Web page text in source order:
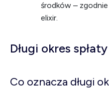
środków –
elixir.
Długi okres spłaty
Co oznacza długi